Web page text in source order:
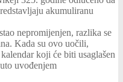
akumuliranu
nepromijenjen, razlika se
Kada su ovo uočili,
koji će biti usaglašen
uvođenjem